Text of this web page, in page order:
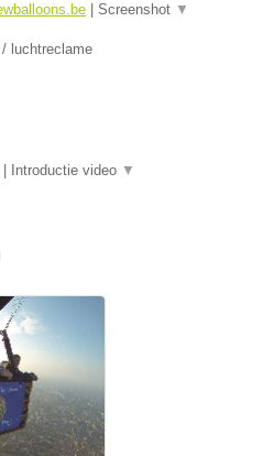
Screenshot ▼
luchtreclame
Introductie video ▼